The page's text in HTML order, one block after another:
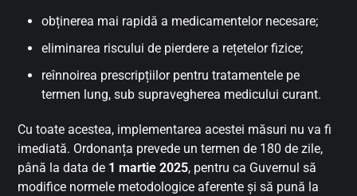
obținerea mai rapidă a medicamentelor necesare;
eliminarea riscului de pierdere a rețetelor fizice;
reînnoirea prescripțiilor pentru tratamentele pe
termen lung, sub supravegherea medicului curant.
Cu toate acestea, implementarea acestei măsuri nu va fi
imediată. Ordonanța prevede un termen de 180 de zile,
până la data de 1 martie 2025, pentru ca Guvernul să
modifice normele metodologice aferente și să pună la